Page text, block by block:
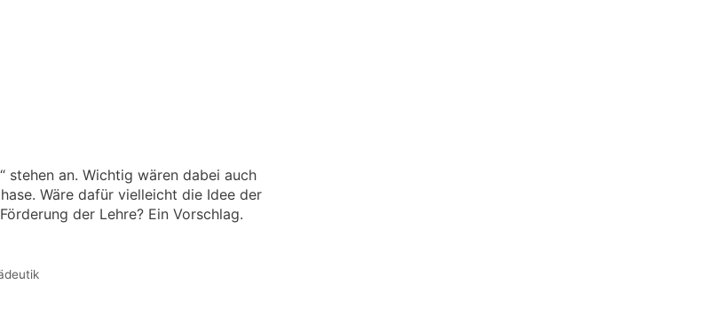
stehen an. Wichtig wären dabei auch
Wäre dafür vielleicht die Idee der
der Lehre? Ein Vorschlag.